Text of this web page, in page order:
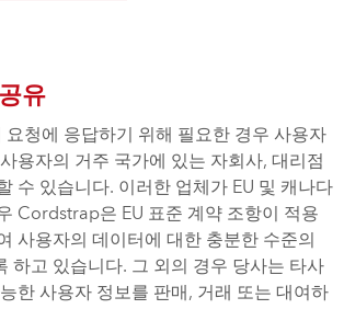
유
청에 응답하기 위해 필요한 경우 사용자
용자의 거주 국가에 있는 자회사, 대리점
수 있습니다. 이러한 업체가 EU 및 캐나다
Cordstrap은 EU 표준 계약 조항이 적용
사용자의 데이터에 대한 충분한 수준의
하고 있습니다. 그 외의 경우 당사는 타사
한 사용자 정보를 판매, 거래 또는 대여하